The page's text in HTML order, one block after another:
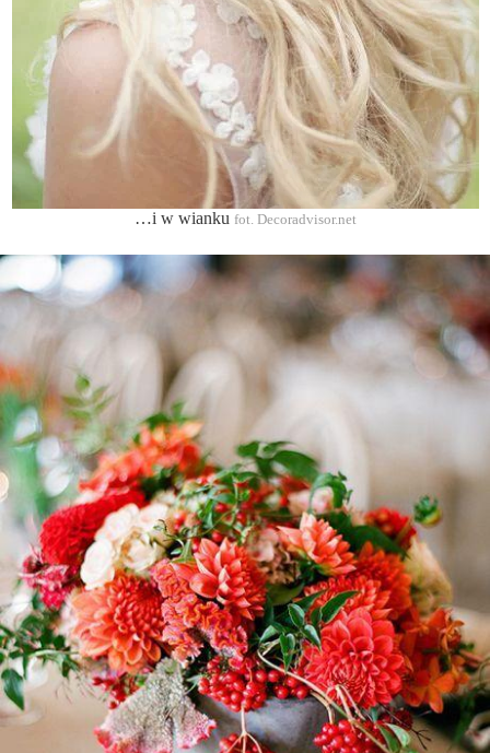
…i w wianku fot. Decoradvisor.net